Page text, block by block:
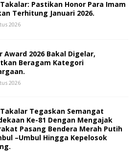
Pastikan Honor Para Imam
Terhitung Januari 2026.
2026
Award 2026 Bakal Digelar,
Beragam Kategori
2026
Tegaskan Semangat
Ke-81 Dengan Mengajak
Pasang Bendera Merah Putih
–Umbul Hingga Kepelosok